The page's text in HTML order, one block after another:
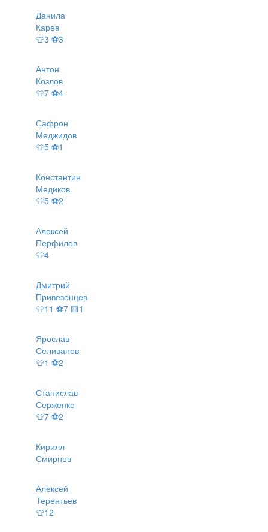
Данила
Карев
👕3 ⚽3
Антон
Козлов
👕7 ⚽4
Сафрон
Меджидов
👕5 ⚽1
Константин
Медиков
👕5 ⚽2
Алексей
Перфилов
👕4
Дмитрий
Привезенцев
👕11 ⚽7 🟨1
Ярослав
Селиванов
👕1 ⚽2
Станислав
Серженко
👕7 ⚽2
Кирилл
Смирнов
Алексей
Терентьев
👕12